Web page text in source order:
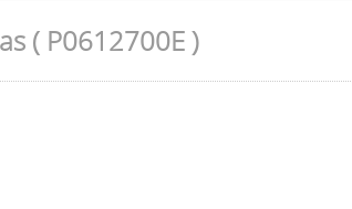
( P0612700E )